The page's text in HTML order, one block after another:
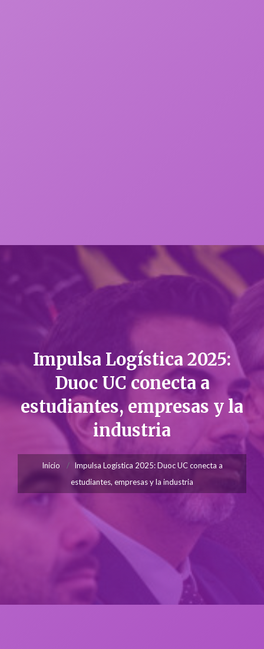
Impulsa Logística 2025:
Duoc UC conecta a
estudiantes, empresas y la
industria
Inicio
Impulsa Logística 2025: Duoc UC conecta a
estudiantes, empresas y la industria